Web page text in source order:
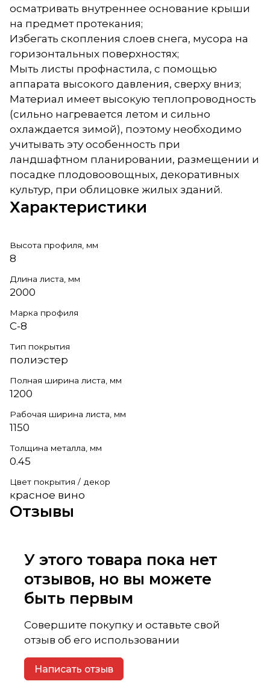
осматривать внутреннее основание крыши
на предмет протекания;
Избегать скопления слоев снега, мусора на
горизонтальных поверхностях;
Мыть листы профнастила, с помощью
аппарата высокого давления, сверху вниз;
Материал имеет высокую теплопроводность
(сильно нагревается летом и сильно
охлаждается зимой), поэтому необходимо
учитывать эту особенность при
ландшафтном планировании, размещении и
посадке плодовоовощных, декоративных
культур, при облицовке жилых зданий.
Характеристики
Высота профиля, мм
8
Длина листа, мм
2000
Марка профиля
С-8
Тип покрытия
полиэстер
Полная ширина листа, мм
1200
Рабочая ширина листа, мм
1150
Толщина металла, мм
0.45
Цвет покрытия / декор
красное вино
Отзывы
У этого товара пока нет
отзывов, но вы можете
быть первым
Совершите покупку и оставьте свой
отзыв об его использовании
Написать отзыв